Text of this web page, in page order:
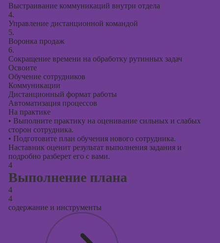
Выстраивание коммуникаций внутри отдела
4.
Управление дистанционной командой
5.
Воронка продаж
6.
Сокращение времени на обработку рутинных задач
Освоите
Обучение сотрудников
Коммуникации
Дистанционный формат работы
Автоматизация процессов
На практике
• Выполните практику на оценивание сильных и слабых
сторон сотрудника.
• Подготовите план обучения нового сотрудника.
Наставник оценит результат выполнения задания и
подробно разберет его с вами.
4
Выполнение плана
4
4
содержание и инструменты